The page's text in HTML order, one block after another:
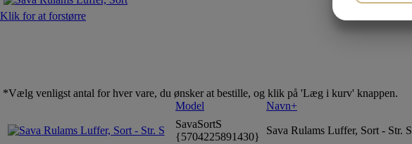
Klik for at forstørre
*Vælg venligst antal for hver vare, du ønsker at bestille, og klik på 'Læg i kurv' knappen.
Model
Navn+
SavaSortS
{5704225891430}
Sava Rulams Luffer, Sort - Str. S